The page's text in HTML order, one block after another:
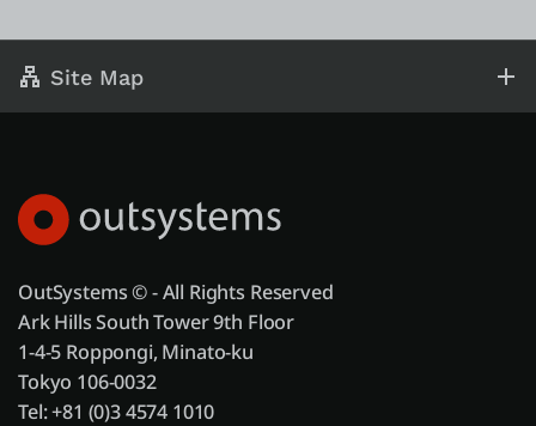
Site Map
OutSystems © - All Rights Reserved
Ark Hills South Tower 9th Floor
1-4-5 Roppongi, Minato-ku
Tokyo 106-0032
Tel: +81 (0)3 4574 1010